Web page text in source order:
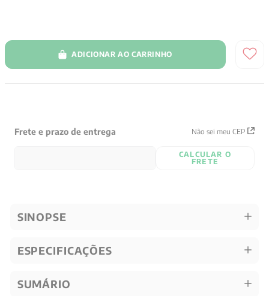
ADICIONAR AO CARRINHO
Frete e prazo de entrega Não sei meu CEP
CALCULAR O
FRETE
SINOPSE
ESPECIFICAÇÕES
SUMÁRIO